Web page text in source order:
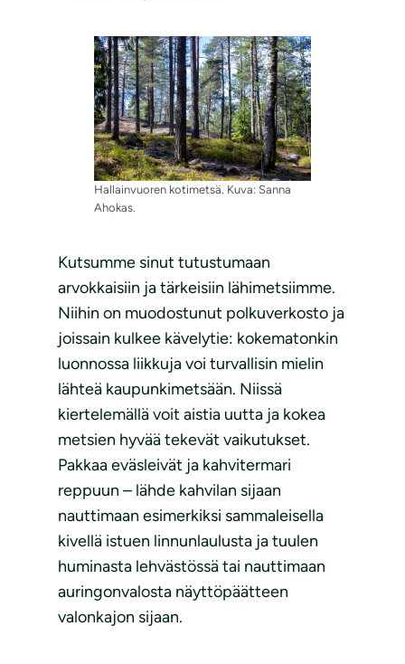
Hallainvuoren kotimetsä. Kuva: Sanna
Ahokas.
Kutsumme sinut tutustumaan
arvokkaisiin ja tärkeisiin lähimetsiimme.
Niihin on muodostunut polkuverkosto ja
joissain kulkee kävelytie: kokematonkin
luonnossa liikkuja voi turvallisin mielin
lähteä kaupunkimetsään. Niissä
kiertelemällä voit aistia uutta ja kokea
metsien hyvää tekevät vaikutukset.
Pakkaa eväsleivät ja kahvitermari
reppuun – lähde kahvilan sijaan
nauttimaan esimerkiksi sammaleisella
kivellä istuen linnunlaulusta ja tuulen
huminasta lehvästössä tai nauttimaan
auringonvalosta näyttöpäätteen
valonkajon sijaan.